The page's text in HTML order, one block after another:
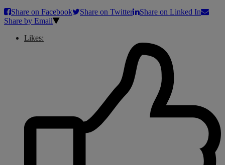
Share on Facebook
Share on Twitter
Share on Linked In
Share by Email
Likes: